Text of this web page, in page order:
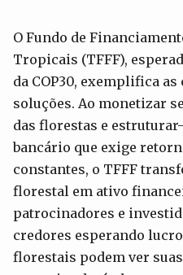
O Fundo de
Tropicais (TFFF),
da COP30, exemplifica
soluções. Ao monetizar
das florestas e
bancário que exige
constantes, o TFFF
florestal em ativo
patrocinadores e
credores esperando
florestais podem ver